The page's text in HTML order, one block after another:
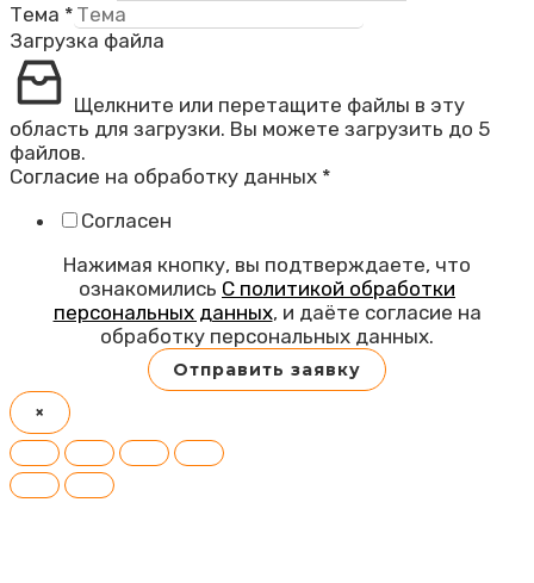
Тема *
Загрузка файла
Щелкните или перетащите файлы в эту
область для загрузки. Вы можете загрузить до 5
файлов.
Согласие на обработку данных *
Согласен
Нажимая кнопку, вы подтверждаете, что
ознакомились С политикой обработки
персональных данных, и даёте согласие на
обработку персональных данных.
Отправить заявку
×